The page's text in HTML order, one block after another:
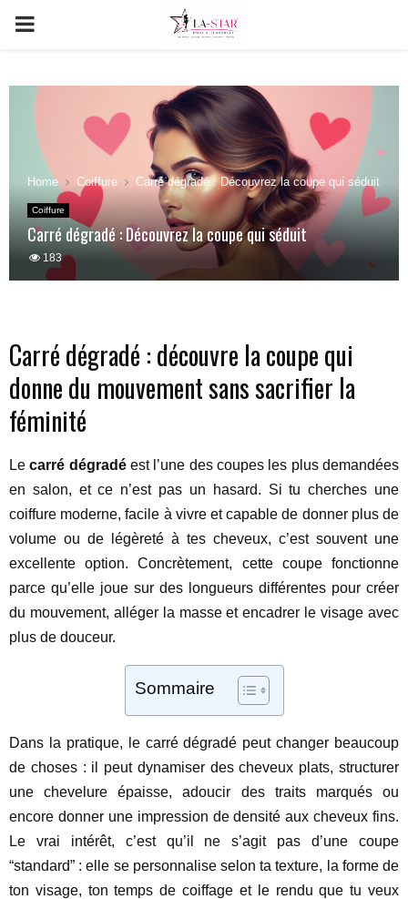
PRIMARY
Home Coiffure Carré dégradé : Découvrez la coupe qui séduit
Coiffure
Carré dégradé : Découvrez la coupe qui séduit
183
Carré dégradé : découvre la coupe qui
donne du mouvement sans sacrifier la
féminité
Lecarré dégradéest l’une des coupes les plus demandées
en salon, et ce n’est pas un hasard. Si tu cherches une
coiffure moderne, facile à vivre et capable de donner plus de
volume ou de légèreté à tes cheveux, c’est souvent une
excellente option. Concrètement, cette coupe fonctionne
parce qu’elle joue sur des longueurs différentes pour créer
du mouvement, alléger la masse et encadrer le visage avec
plus de douceur.
Sommaire
Dans la pratique, le carré dégradé peut changer beaucoup
de choses : il peut dynamiser des cheveux plats, structurer
une chevelure épaisse, adoucir des traits marqués ou
encore donner une impression de densité aux cheveux fins.
Le vrai intérêt, c’est qu’il ne s’agit pas d’une coupe
“standard” : elle se personnalise selon ta texture, la forme de
ton visage, ton temps de coiffage et le rendu que tu veux